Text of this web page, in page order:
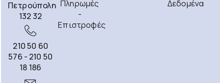
Πετρούπολη
132 32
210 50 60
576 - 210 50
18 186
Πληρωμές
-
Επιστροφές
Δεδομένα